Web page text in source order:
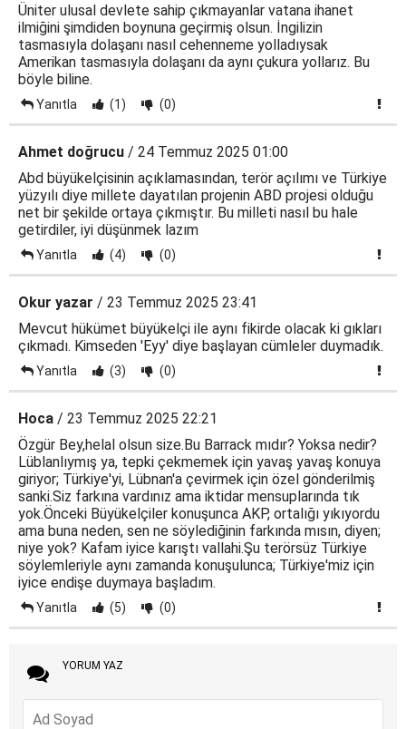
Üniter ulusal devlete sahip çıkmayanlar vatana ihanet
ilmiğini şimdiden boynuna geçirmiş olsun. İngilizin
tasmasıyla dolaşanı nasıl cehenneme yolladıysak
Amerikan tasmasıyla dolaşanı da aynı çukura yollarız. Bu
böyle biline.
Yanıtla (1) (0)
Ahmet doğrucu / 24 Temmuz 2025 01:00
Abd büyükelçisinin açıklamasından, terör açılımı ve Türkiye
yüzyılı diye millete dayatılan projenin ABD projesi olduğu
net bir şekilde ortaya çıkmıştır. Bu milleti nasıl bu hale
getirdiler, iyi düşünmek lazım
Yanıtla (4) (0)
Okur yazar / 23 Temmuz 2025 23:41
Mevcut hükümet büyükelçi ile aynı fikirde olacak ki gıkları
çıkmadı. Kimseden 'Eyy' diye başlayan cümleler duymadık.
Yanıtla (3) (0)
Hoca / 23 Temmuz 2025 22:21
Özgür Bey,helal olsun size.Bu Barrack mıdır? Yoksa nedir?
Lüblanlıymış ya, tepki çekmemek için yavaş yavaş konuya
giriyor; Türkiye'yi, Lübnan'a çevirmek için özel gönderilmiş
sanki.Siz farkına vardınız ama iktidar mensuplarında tık
yok.Önceki Büyükelçiler konuşunca AKP, ortalığı yıkıyordu
ama buna neden, sen ne söylediğinin farkında mısın, diyen;
niye yok? Kafam iyice karıştı vallahi.Şu terörsüz Türkiye
söylemleriyle aynı zamanda konuşulunca; Türkiye'miz için
iyice endişe duymaya başladım.
Yanıtla (5) (0)
YORUM YAZ